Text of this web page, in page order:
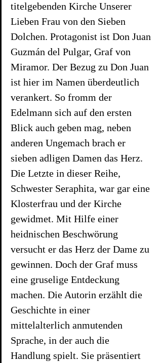
titelgebenden Kirche Unserer
Lieben Frau von den Sieben
Dolchen. Protagonist ist Don Juan
Guzmán del Pulgar, Graf von
Miramor. Der Bezug zu Don Juan
ist hier im Namen überdeutlich
verankert. So fromm der
Edelmann sich auf den ersten
Blick auch geben mag, neben
anderen Ungemach brach er
sieben adligen Damen das Herz.
Die Letzte in dieser Reihe,
Schwester Seraphita, war gar eine
Klosterfrau und der Kirche
gewidmet. Mit Hilfe einer
heidnischen Beschwörung
versucht er das Herz der Dame zu
gewinnen. Doch der Graf muss
eine gruselige Entdeckung
machen. Die Autorin erzählt die
Geschichte in einer
mittelalterlich anmutenden
Sprache, in der auch die
Handlung spielt. Sie präsentiert